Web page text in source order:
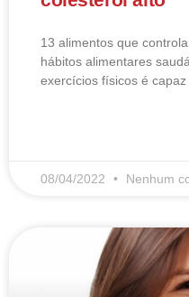
13 alimentos que
hábitos alimentares
exercícios físicos é
08/04/2022 Nenhum